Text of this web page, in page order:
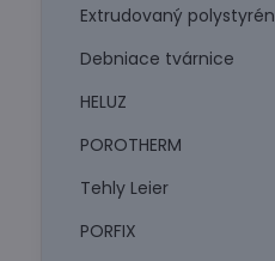
Extrudovaný polystyrén
Debniace tvárnice
HELUZ
POROTHERM
Tehly Leier
PORFIX